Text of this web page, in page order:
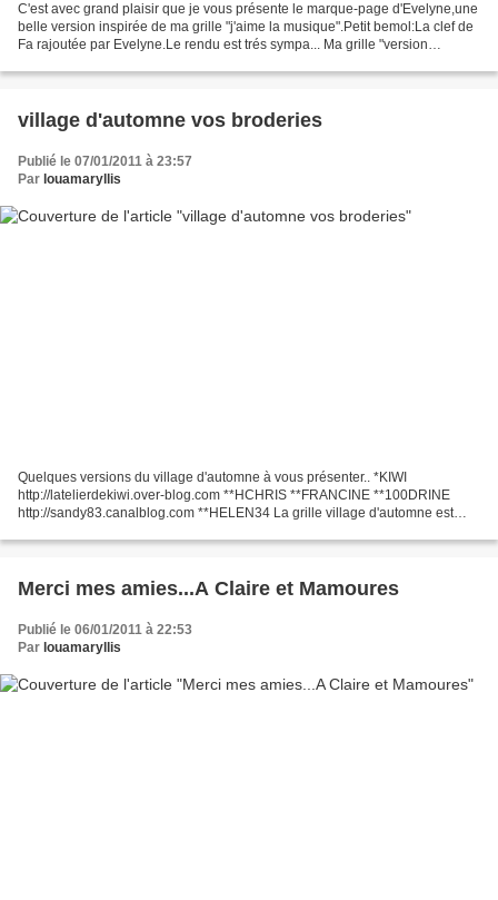
C'est avec grand plaisir que je vous présente le marque-page d'Evelyne,une
belle version inspirée de ma grille "j'aime la musique".Petit bemol:La clef de
Fa rajoutée par Evelyne.Le rendu est trés sympa... Ma grille "version
village d'automne vos broderies
Publié le 07/01/2011 à 23:57
Par louamaryllis
Quelques versions du village d'automne à vous présenter.. *KIWI
http://latelierdekiwi.over-blog.com **HCHRIS **FRANCINE **100DRINE
http://sandy83.canalblog.com **HELEN34 La grille village d'automne est
Merci mes amies...A Claire et Mamoures
Publié le 06/01/2011 à 22:53
Par louamaryllis